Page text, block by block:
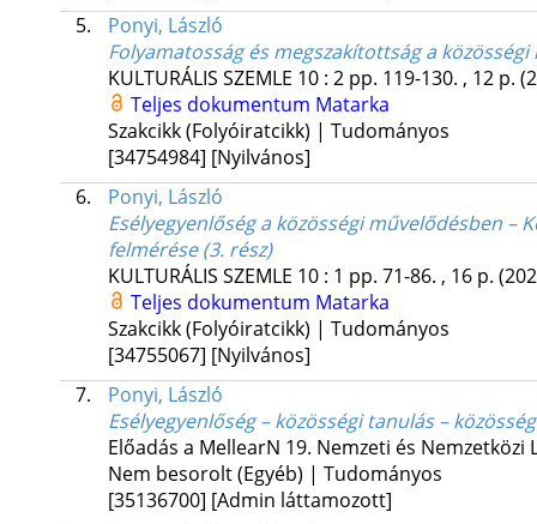
5.
Ponyi, László
Folyamatosság és megszakítottság a
KULTURÁLIS SZEMLE 10: 2 pp. 119-130. , 12 p.
Teljes dokumentum Matarka
Szakcikk (Folyóiratcikk) | Tudományos
[34754984] [Nyilvános]
6.
Ponyi, László
Esélyegyenlőség a közösségi művelődésben –
felmérése (3. rész)
KULTURÁLIS SZEMLE 10: 1 pp. 71-86. , 16 p.
Teljes dokumentum Matarka
Szakcikk (Folyóiratcikk) | Tudományos
[34755067] [Nyilvános]
7.
Ponyi, László
Esélyegyenlőség – közösségi tanulás –
Előadás a MellearN 19. Nemzeti és
Nem besorolt (Egyéb) | Tudományos
[35136700] [Admin láttamozott]